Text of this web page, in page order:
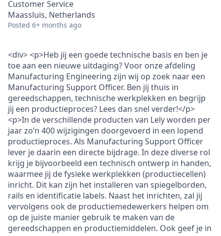
Customer Service
Maassluis, Netherlands
Posted 6+ months ago
<div> <p>Heb jij een goede technische basis en ben je
toe aan een nieuwe uitdaging? Voor onze afdeling
Manufacturing Engineering zijn wij op zoek naar een
Manufacturing Support Officer. Ben jij thuis in
gereedschappen, technische werkplekken en begrijp
jij een productieproces? Lees dan snel verder!</p>
<p>In de verschillende producten van Lely worden per
jaar zo’n 400 wijzigingen doorgevoerd in een lopend
productieproces. Als Manufacturing Support Officer
lever je daarin een directe bijdrage. In deze diverse rol
krijg je bijvoorbeeld een technisch ontwerp in handen,
waarmee jij de fysieke werkplekken (productiecellen)
inricht. Dit kan zijn het installeren van spiegelborden,
rails en identificatie labels. Naast het inrichten, zal jij
vervolgens ook de productiemedewerkers helpen om
op de juiste manier gebruik te maken van de
gereedschappen en productiemiddelen. Ook geef je in